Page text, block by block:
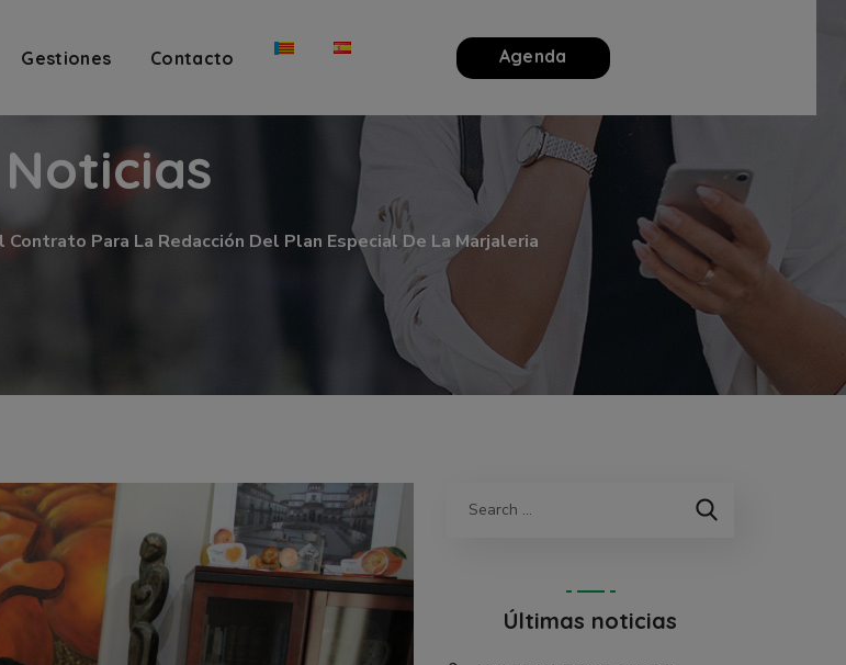
Gestiones Contacto Agenda
Noticias
Contrato Para La Redacción Del Plan Especial De La Marjaleria
Últimas noticias